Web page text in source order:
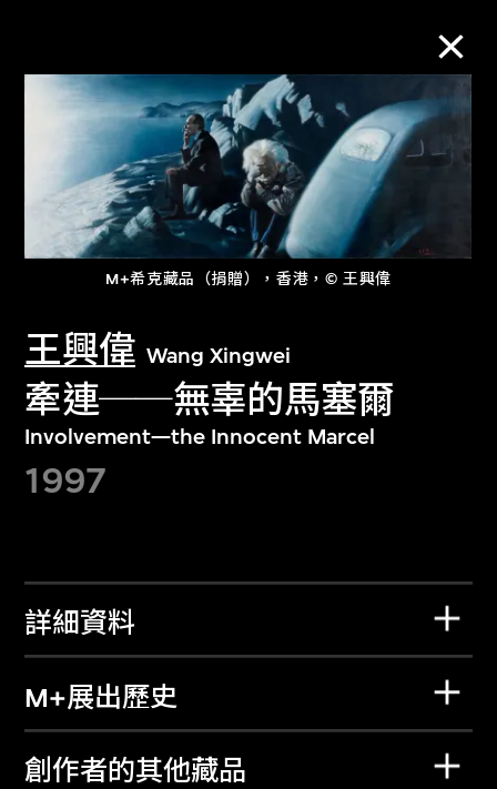
M+希克藏品（捐贈），香港，© 王興偉
王興偉 Wang Xingwei
牽連──無辜的馬塞爾
Involvement—the Innocent Marcel
1997
詳細資料
M+展出歷史
創作者的其他藏品
M+藏品
進一步篩選
關於M+藏品
探索世界頂級的二十及二十一世紀視覺
文化藏品。